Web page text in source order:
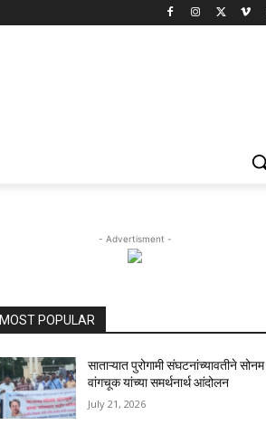
- Advertisment -
MOST POPULAR
साताऱ्यात पुरोगामी संघटनांच्यावतीने सोनम
वांगचूक यांच्या समर्थनार्थ आंदोलन
July 21, 2026